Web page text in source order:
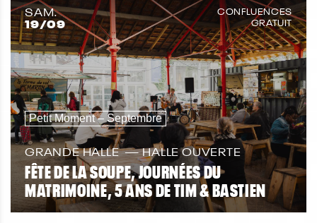
SAM.
19/09
CONFLUENCES
GRATUIT
Petit Moment – Septembre
GRANDE HALLE HALLE OUVERTE
FÊTE DE LA SOUPE, JOURNÉES DU
MATRIMOINE, 5 ANS DE TIM & BASTIEN